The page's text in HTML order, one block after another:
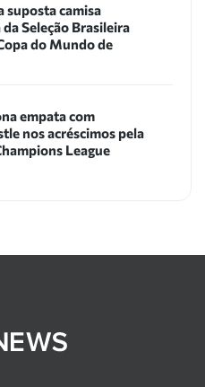
suposta camisa
Seleção Brasileira
do Mundo de
empata com
nos acréscimos pela
League